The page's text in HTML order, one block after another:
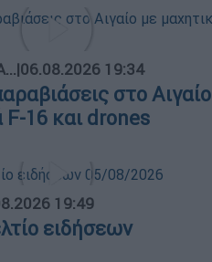
|06.08.2026 19:34
στο Αιγαίο
F-16 και drones
19:49
ειδήσεων